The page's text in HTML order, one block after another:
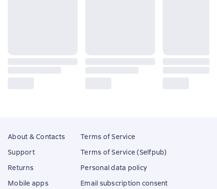
About & Contacts
Support
Returns
Mobile apps
Terms of Service
Terms of Service (Selfpub)
Personal data policy
Email subscription consent